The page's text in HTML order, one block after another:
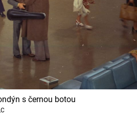
s černou botou